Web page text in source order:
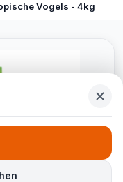
Vogels - 4kg